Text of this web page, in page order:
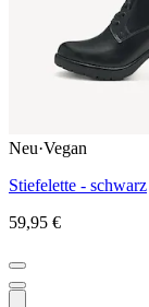
Neu·Vegan
Stiefelette - schwarz
59,95 €